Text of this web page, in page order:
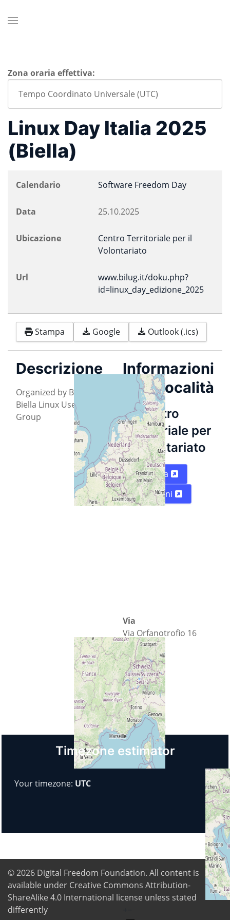
Zona oraria effettiva:
Linux Day Italia 2025
(Biella)
Calendario Software Freedom Day
Data 25.10.2025
Ubicazione
Centro Territoriale per il
Volontariato
Url
www.bilug.it/doku.php?
id=linux_day_edizione_2025
Stampa Google Outlook (.ics)
Descrizione
Organized by BiLUG -
Biella Linux User
Group
Informazioni
sulla località
Centro
Territoriale per
il Volontariato
Mappa
Indicazioni
+−
Via
Via Orfanotrofio 16
Città
Biella
Paese
Italia
Timezone estimator
Your timezone: UTC
© 2026 Digital Freedom Foundation. All content is
available under Creative Commons Attribution-
ShareAlike 4.0 International license unless stated
differently